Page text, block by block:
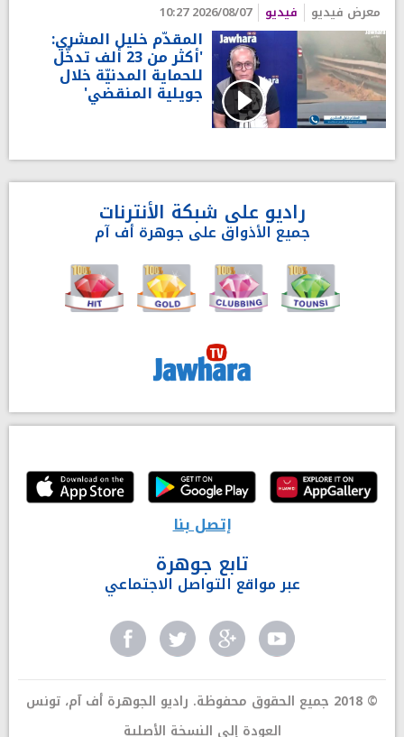
معرض فيديو فيديو 2026/08/07 10:27
المقدّم خليل المشري:
'أكثر من 23 ألف تدخّل
للحماية المدنيّة خلال
جويلية المنقضي'
راديو على شبكة الأنترنات
جميع الأذواق على جوهرة أف آم
إتصل بنا
تابع جوهرة
عبر مواقع التواصل الاجتماعي
© 2018 جميع الحقوق محفوظة. راديو الجوهرة أف آم، تونس
العودة إلى النسخة الأصلية